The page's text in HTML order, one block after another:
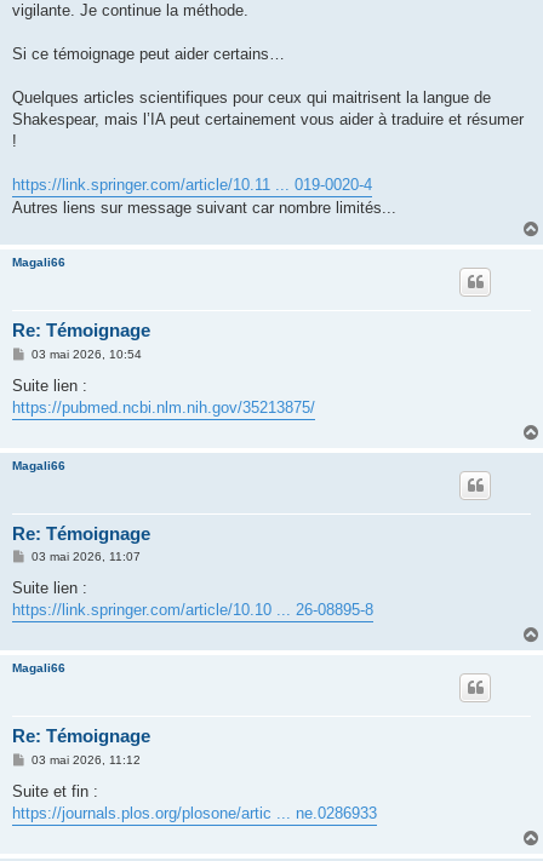
vigilante. Je continue la méthode.
Si ce témoignage peut aider certains…
Quelques articles scientifiques pour ceux qui maitrisent la langue de
Shakespear, mais l’IA peut certainement vous aider à traduire et résumer
!
https://link.springer.com/article/10.11 ... 019-0020-4
Autres liens sur message suivant car nombre limités...
Magali66
Re: Témoignage
M
s
a
03 mai 2026, 10:54
Suite lien :
https://pubmed.ncbi.nlm.nih.gov/35213875/
Magali66
Re: Témoignage
M
s
a
03 mai 2026, 11:07
Suite lien :
https://link.springer.com/article/10.10 ... 26-08895-8
Magali66
Re: Témoignage
M
s
a
03 mai 2026, 11:12
Suite et fin :
https://journals.plos.org/plosone/artic ... ne.0286933